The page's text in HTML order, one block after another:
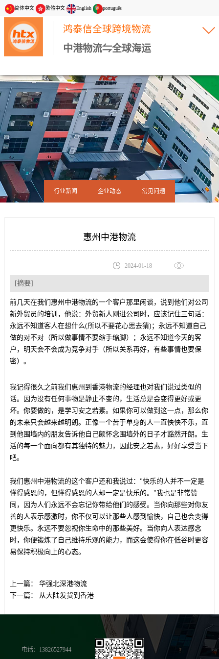
简体中文 繁體中文 English português
鸿泰信全球跨境物流
中港物流⇋全球海运
行业新闻 企业动态 常见问题
惠州中港物流
2024-01-18
[摘要]
前几天在我们惠州中港物流的一个客户那里闲谈，说到他们对公司
新外贸员的培训，他说：外贸新人刚进公司时，应该记住三句话：
永远不知道客人在想什么(所以不要花心思去猜)；永远不知道自己
做的对不对（所以做事情不要缩手缩脚）；永远不知道今天的客
户，明天会不会成为竞争对手（所以关系再好，有些事情也要保
密）。
我记得很久之前我们惠州到香港物流的经理也对我们说过类似的
话。因为没有任何事物是静止不变的，生活总是会变得更好或更
坏。你要做的，是学习安之若素。如果你可以做到这一点，那么你
的未来只会越来越明朗。正像一个苦于单身的人一直怏怏不乐，直
到他围墙内的朋友告诉他自己颇怀念围墙外的日子才豁然开朗。生
活的每一个面向都有其独特的魅力，因此安之若素，好好享受当下
吧。
我们惠州中港物流的这个客户还和我说过："快乐的人并不一定是
懂得感恩的，但懂得感恩的人却一定是快乐的。"我也是非常赞
同，因为人们永远不会忘记你带给他们的感受。当你向那些对你友
善的人表示感激时，你不仅可以让那些人感到愉快，自己也会变得
更快乐。永远不要忽视你生命中的那些美好。当你向人表达感念
时，你便锻炼了自己维持乐观的能力，而这会使得你在低谷时更容
易保持积极向上的心态。
上一篇：
华强北深港物流
下一篇：
从大陆发货到香港
电话：13826527944